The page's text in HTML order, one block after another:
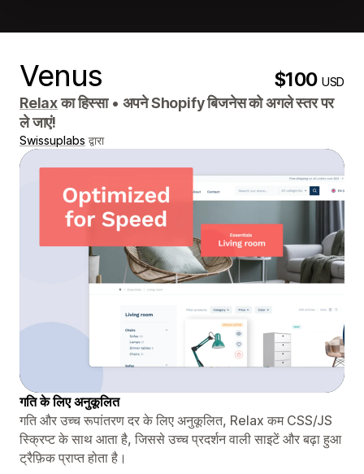
Venus $100USD
Relaxका हिस्सा • अपने Shopify बिजनेस को अगले स्तर पर
ले जाएं!
Swissuplabs द्वारा
गति के लिए अनुकूलित
गति और उच्च रूपांतरण दर के लिए अनुकूलित, Relax कम CSS/JS
स्क्रिप्ट के साथ आता है, जिससे उच्च प्रदर्शन वाली साइटें और बढ़ा हुआ
ट्रैफ़िक प्राप्त होता है।